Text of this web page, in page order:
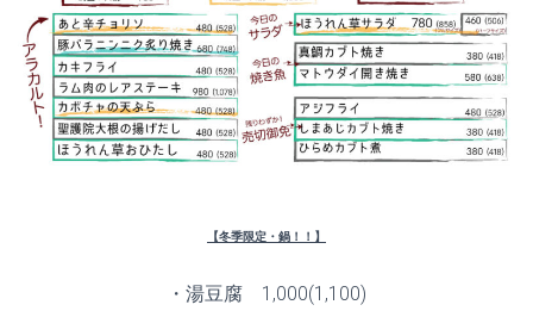
【冬季限定・鍋！！】
・湯豆腐 1,000(1,100)